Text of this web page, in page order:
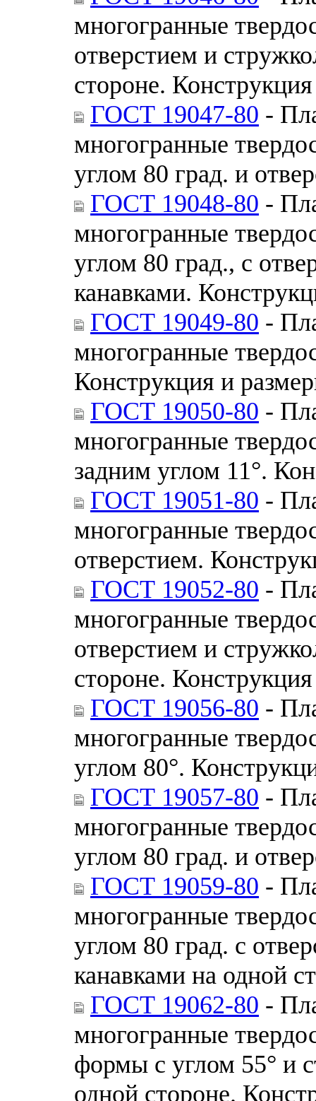
многогранные
отверстием и
стороне.
ГОСТ 19047-80 -
многогранные
углом 80 град. и
ГОСТ 19048-80 -
многогранные
углом 80 град., с
канавками.
ГОСТ 19049-80 -
многогранные
Конструкция и
ГОСТ 19050-80 -
многогранные
задним углом 11°.
ГОСТ 19051-80 -
многогранные
отверстием.
ГОСТ 19052-80 -
многогранные
отверстием и
стороне.
ГОСТ 19056-80 -
многогранные
углом 80°.
ГОСТ 19057-80 -
многогранные
углом 80 град. и
ГОСТ 19059-80 -
многогранные
углом 80 град. с
канавками на одной
ГОСТ 19062-80 -
многогранные
формы с углом 55° и
одной стороне.